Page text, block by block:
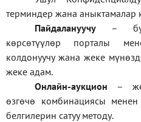
терминдер жана аныктамалар
Пайдалануучу –
көрсөтүүлөр порталы
колдонуучу жана жеке
жеке адам.
Онлайн-аукцион –
өзгөчө комбинациясы
белгилерин сатуу методу.